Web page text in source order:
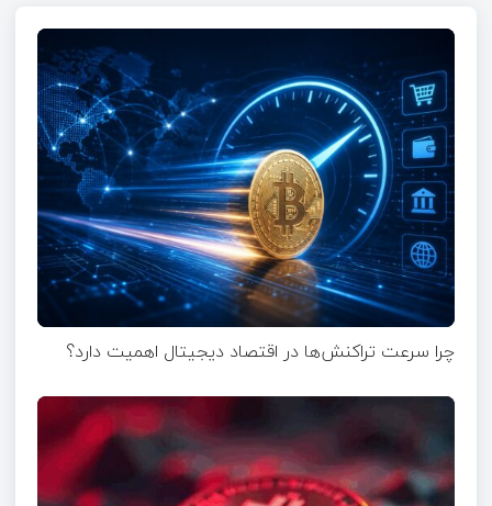
چرا سرعت تراکنش‌ها در اقتصاد دیجیتال اهمیت دارد؟